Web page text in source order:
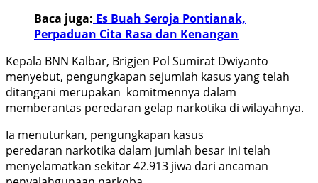
Baca juga: Es Buah Seroja Pontianak,
Perpaduan Cita Rasa dan Kenangan
Kepala BNN Kalbar, Brigjen Pol Sumirat Dwiyanto
menyebut, pengungkapan sejumlah kasus yang telah
ditangani merupakan komitmennya dalam
memberantas peredaran gelap narkotika di wilayahnya.
Ia menuturkan, pengungkapan kasus
peredaran narkotika dalam jumlah besar ini telah
menyelamatkan sekitar 42.913 jiwa dari ancaman